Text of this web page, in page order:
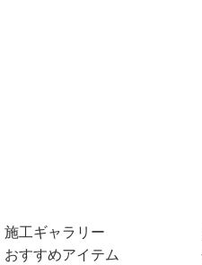
施工ギャラリー
おすすめアイテム